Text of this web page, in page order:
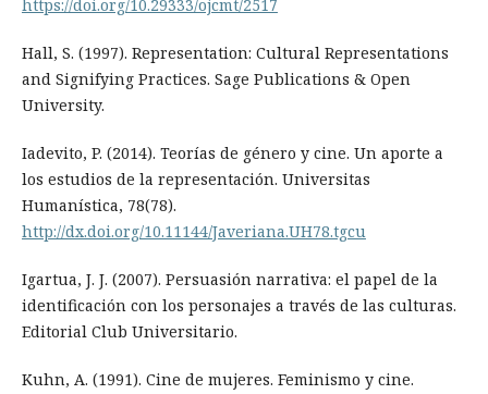
https://doi.org/10.29333/ojcmt/2517
Hall, S. (1997). Representation: Cultural Representations
and Signifying Practices. Sage Publications & Open
University.
Iadevito, P. (2014). Teorías de género y cine. Un aporte a
los estudios de la representación. Universitas
Humanística, 78(78).
http://dx.doi.org/10.11144/Javeriana.UH78.tgcu
Igartua, J. J. (2007). Persuasión narrativa: el papel de la
identificación con los personajes a través de las culturas.
Editorial Club Universitario.
Kuhn, A. (1991). Cine de mujeres. Feminismo y cine.